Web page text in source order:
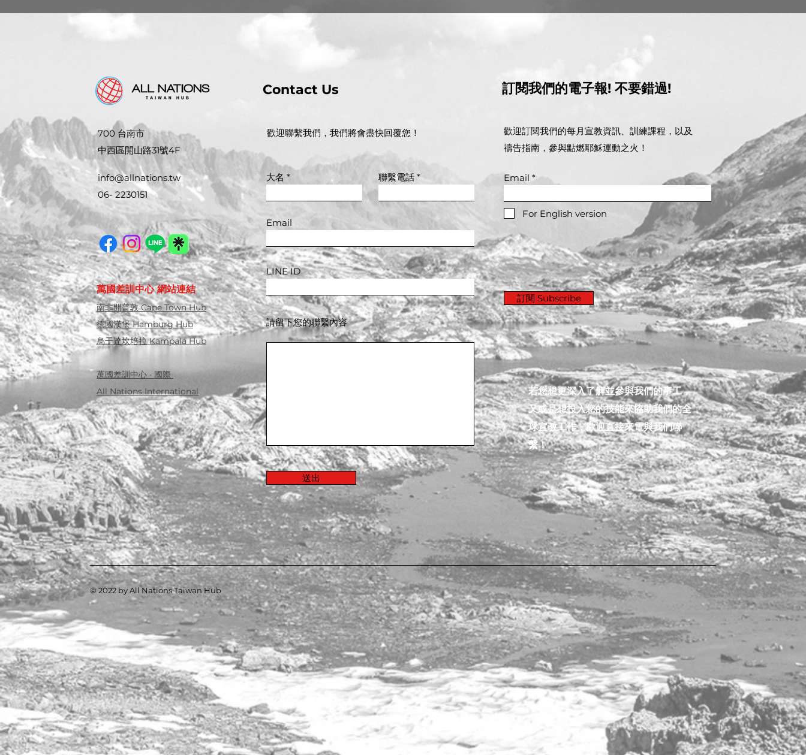
700 台南市
中西區開山路31號4F
info@allnations.tw
06- 2230151
萬國差訓中心 網站連結
南非開普敦 Cape Town Hub
德國漢堡 Hamburg Hub
烏干達坎培拉 Kampala Hub
萬國差訓中心 · 國際
All Nations International
Contact Us
歡迎聯繫我們，我們將會盡快回覆您！
大名 聯繫電話
Email
LINE ID
請留下您的聯繫內容
送出
​訂閱我們的電子報! 不要錯過!
歡迎訂閱我們的每月宣教資訊、訓練課程，以及
禱告指南，參與點燃耶穌運動之火！
Email
For English version
訂閱 Subscribe
​若您想更深入了解並參與我們的事工，
又或是想投入您的技能來協助我們的全
球宣教工作，歡迎直接來電與我們聯
繫！
© 2022 by All Nations Taiwan Hub